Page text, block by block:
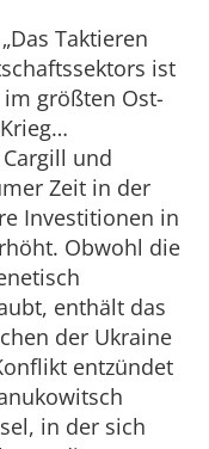
Taktieren
ist
größten Ost-
und
Zeit in der
Investitionen in
Obwohl die
enthält das
der Ukraine
entzündet
in der sich